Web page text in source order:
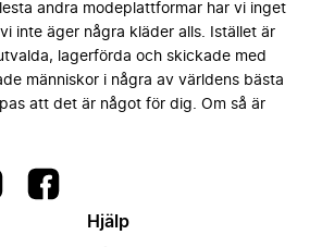
andra modeplattformar har vi inget
inte äger några kläder alls. Istället är
lagerförda och skickade med
människor i några av världens bästa
att det är något för dig. Om så är
Hjälp